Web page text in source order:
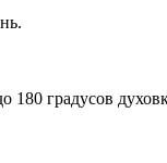
180 градусов